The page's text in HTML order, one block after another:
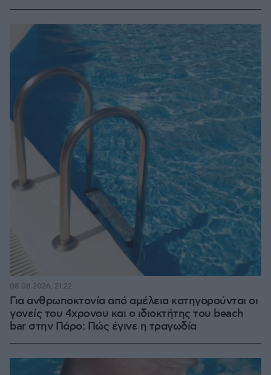
Για ανθρωποκτονία από αμέλεια κατηγορούνται οι
γονείς του 4χρονου και ο ιδιοκτήτης του beach
bar στην Πάρο: Πώς έγινε η τραγωδία
08.08.2026, 21:22